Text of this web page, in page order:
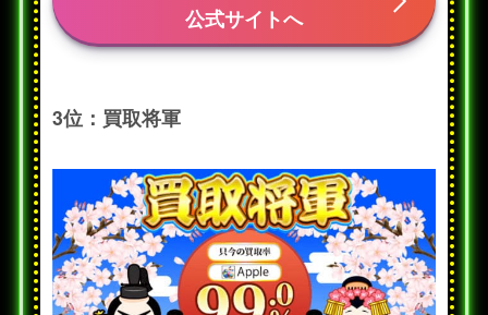
公式サイトへ
3位：買取将軍